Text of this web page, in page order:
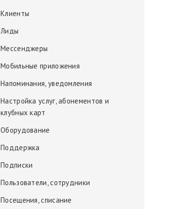
Клиенты
Лиды
Мессенджеры
Мобильные приложения
Напоминания, уведомления
Настройка услуг, абонементов и
клубных карт
Оборудование
Поддержка
Подписки
Пользователи, сотрудники
Посещения, списание